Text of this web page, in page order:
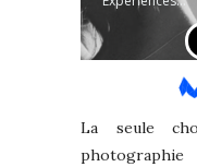
La seule